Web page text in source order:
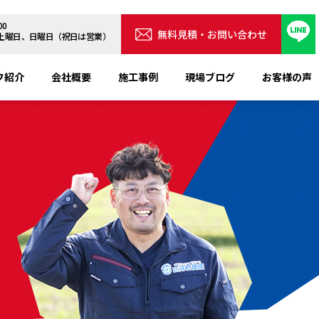
日、日曜日（祝日は営業）
無料見積・お問い合わせ
紹介 会社概要 施工事例 現場ブログ お客様の声